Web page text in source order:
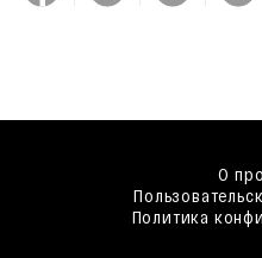
О
Политика